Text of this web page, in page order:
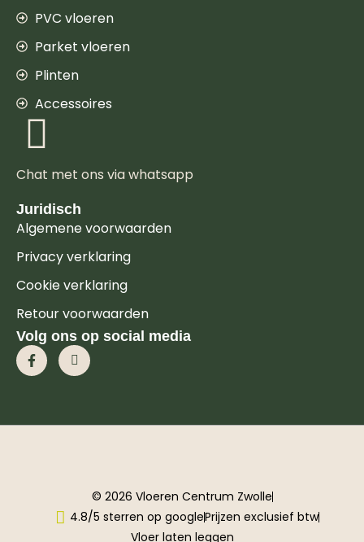
PVC vloeren
Parket vloeren
Plinten
Accessoires
Chat met ons via whatsapp
Juridisch
Algemene voorwaarden
Privacy verklaring
Cookie verklaring
Retour voorwaarden
Volg ons op social media
© 2026 Vloeren Centrum Zwolle
4.8/5 sterren op googlePrijzen exclusief btw
Vloer laten leggen